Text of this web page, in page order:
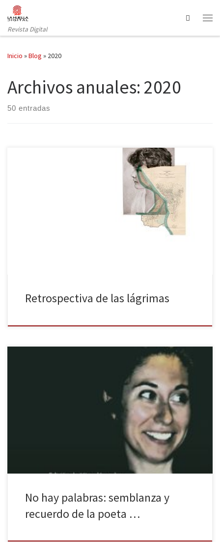
Saltar al contenido
Revista Digital
Search
Inicio »Blog » 2020
Archivos anuales: 2020
50 entradas
«Me creía una investigadora y resulta que soy un sujeto de
estudio», Heather Christle. ¿Habéis llorado mucho este 2020 o
habéis sido incapaces de desenmarañar el nudo de la garganta?
¿Eran llantos contenidos o explosivos? ¿Llorásteis en compañía o
en soledad? ¿Derramasteis lágrimas de aflicción por la pérdida,
Retrospectiva de las lágrimas
Ampara un roble, Carmen Jodra Davó, tu sueño eterno. (Parque
Cementerio la Paz. Poema de Jesús Munárriz) En el año 1999, una
joven poeta de 19 años llamada Carmen Jodra ganó el XIV Premio
Hiperión de Poesía con su obra Las moras agraces (reeditado en
No hay palabras: semblanza y
recuerdo de la poeta …